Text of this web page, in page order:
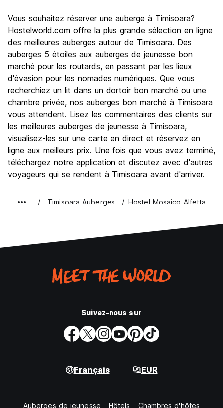
Culture
8.7
Sortir le soir / faire la fête
Bonnes affaires
Vous souhaitez réserver une auberge à Timisoara?
Hostelworld.com offre la plus grande sélection en ligne
des meilleures auberges autour de Timisoara. Des
auberges 5 étoiles aux auberges de jeunesse bon
marché pour les routards, en passant par les lieux
d'évasion pour les nomades numériques. Que vous
recherchiez un lit dans un dortoir bon marché ou une
chambre privée, nos auberges bon marché à Timisoara
vous attendent. Lisez les commentaires des clients sur
les meilleures auberges de jeunesse à Timisoara,
visualisez-les sur une carte en direct et réservez en
ligne aux meilleurs prix. Une fois que vous avez terminé,
téléchargez notre application et discutez avec d'autres
voyageurs qui se rendent à Timisoara avant d'arriver.
Timisoara Auberges Hostel Mosaico Alfetta
Suivez-nous sur
Français EUR
Auberges de jeunesse Hôtels Chambres d'hôtes